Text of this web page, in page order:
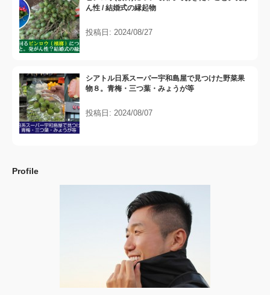
ん性 / 結婚式の縁起物
投稿日: 2024/08/27
シアトル日系スーパー宇和島屋で見つけた野菜果
物８。青梅・三つ葉・みょうが等
投稿日: 2024/08/07
Profile